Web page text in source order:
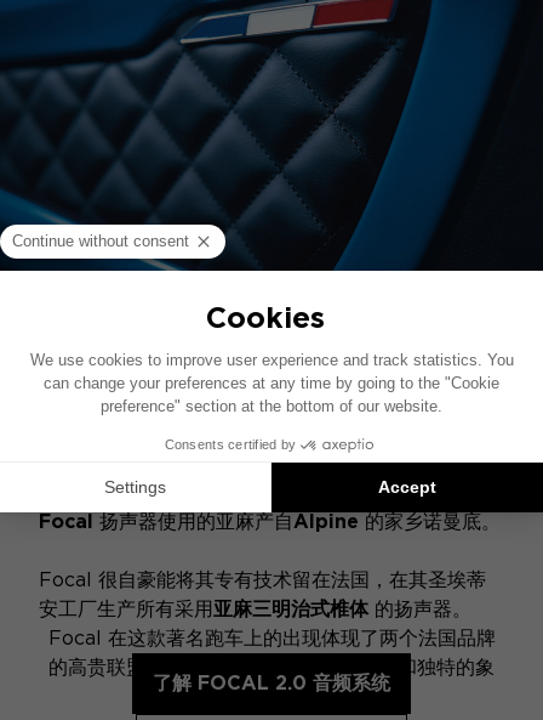
法文签名
A110
术在顶级汽车上的集中体现。
Focal 扬声器使用的亚麻产自Alpine 的家乡诺曼底。
Focal 很自豪能将其专有技术留在法国，在其圣埃蒂
安工厂生产所有采用亚麻三明治式椎体 的扬声器。
Focal 在这款著名跑车上的出现体现了两个法国品牌
的高贵联盟，每个品牌都是各自领域卓越和独特的象
征。
了解 FOCAL 2.0 音频系统